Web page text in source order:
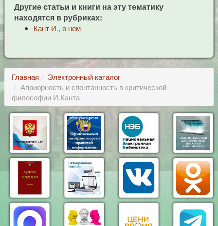
Другие статьи и книги на эту тематику
находятся в рубриках:
Кант И., о нем
Главная
Электронный каталог
Априорность и спонтанность в критической
философии И.Канта